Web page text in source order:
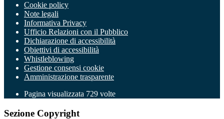
Cookie policy
Note legali
Informativa Privacy
Ufficio Relazioni con il Pubblico
Dichiarazione di accessibilità
Obiettivi di accessibilità
Whistleblowing
Gestione consensi cookie
Amministrazione trasparente
Pagina visualizzata 729 volte
Sezione Copyright